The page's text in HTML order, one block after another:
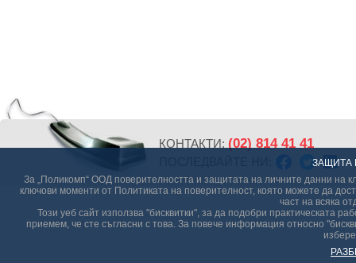
ЗАЩИТА
За „Поликомп“ ООД поверителността и защитата на личните данни на
ключови моменти от Политиката на поверителност, която можете да
част на всяка
Този уеб сайт използва "бисквитки", за да подобри практическата
приемем, че сте съгласни с това. За повече информация относно
КОНТАКТИ: (02) 814 41 41